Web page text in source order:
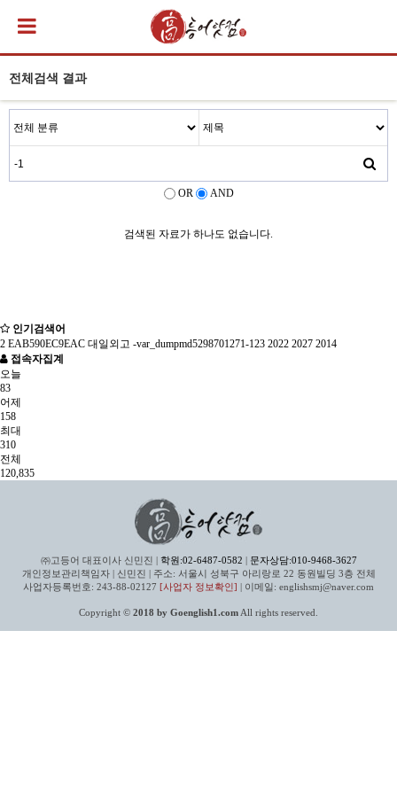
전체검색 결과
OR AND
검색된 자료가 하나도 없습니다.
인기검색어
2 EAB590EC9EAC 대일외고 -var_dumpmd5298701271-123 2022 2027 2014
접속자집계
오늘
83
어제
158
최대
310
전체
120,835
㈜고등어 대표이사 신민진 | 학원:02-6487-0582 | 문자상담:010-9468-3627
개인정보관리책임자 | 신민진 | 주소: 서울시 성북구 아리랑로 22 동원빌딩 3층 전체
사업자등록번호: 243-88-02127 [사업자 정보확인] | 이메일: englishsmj@naver.com
Copyright © 2018 by Goenglish1.com All rights reserved.